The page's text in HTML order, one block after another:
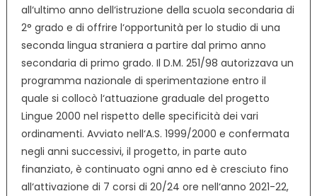
all‘ultimo anno dell‘istruzione della scuola secondaria di
2° grado e di offrire l‘opportunità per lo studio di una
seconda lingua straniera a partire dal primo anno
secondaria di primo grado. Il D.M. 251/98 autorizzava un
programma nazionale di sperimentazione entro il
quale si collocò l‘attuazione graduale del progetto
Lingue 2000 nel rispetto delle specificità dei vari
ordinamenti. Avviato nell‘A.S. 1999/2000 e confermata
negli anni successivi, il progetto, in parte auto
finanziato, è continuato ogni anno ed è cresciuto fino
all‘attivazione di 7 corsi di 20/24 ore nell‘anno 2021-22,